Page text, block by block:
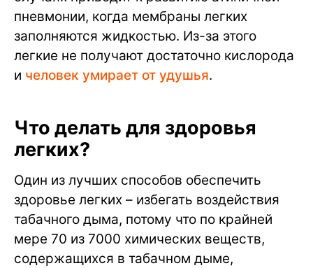
пневмонии, когда мембраны легких
заполняются жидкостью. Из-за этого
легкие не получают достаточно кислорода
и человек умирает от удушья.
Что делать для здоровья
легких?
Один из лучших способов обеспечить
здоровье легких – избегать воздействия
табачного дыма, потому что по крайней
мере 70 из 7000 химических веществ,
содержащихся в табачном дыме,